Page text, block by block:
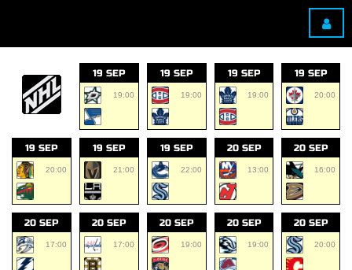
19 SEP
19:00
19 SEP
19:00
19 SEP
19:00
19 SEP
20:00
19 SEP
20:00
19 SEP
21:00
19 SEP
22:00
20 SEP
13:00
20 SEP
16:00
20 SEP
17:00
20 SEP
17:00
20 SEP
19:00
20 SEP
19:00
20 SEP
20:00